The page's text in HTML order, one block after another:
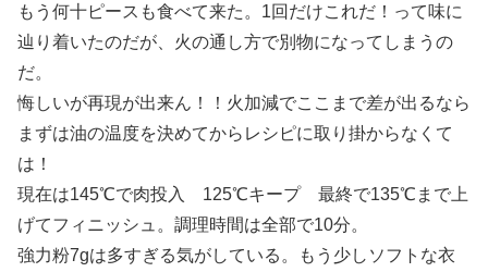
もう何十ピースも食べて来た。1回だけこれだ！って味に
辿り着いたのだが、火の通し方で別物になってしまうの
だ。
悔しいが再現が出来ん！！火加減でここまで差が出るなら
まずは油の温度を決めてからレシピに取り掛からなくて
は！
現在は145℃で肉投入 125℃キープ 最終で135℃まで上
げてフィニッシュ。調理時間は全部で10分。
強力粉7gは多すぎる気がしている。もう少しソフトな衣